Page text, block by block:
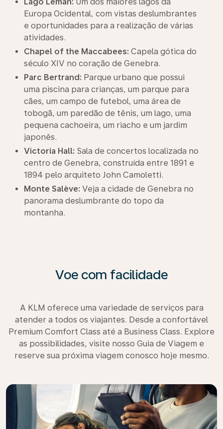
Europa Ocidental, com vistas deslumbrantes
e oportunidades para a realização de várias
atividades.
Chapel of the Maccabees: Capela gótica do
século XIV no coração de Genebra.
Parc Bertrand: Parque urbano que possui
uma piscina para crianças, um parque para
cães, um campo de futebol, uma área de
tobogã, um paredão de tênis, um lago, uma
pequena cachoeira, um riacho e um jardim
japonês.
Victoria Hall: Sala de concertos localizada no
centro de Genebra, construída entre 1891 e
1894 pelo arquiteto John Camoletti.
Monte Salève: Veja a cidade de Genebra no
panorama deslumbrante do topo da
montanha.
Voe com facilidade
A KLM oferece uma variedade de serviços para
atender a todos os viajantes. Desde a confortável
Premium Comfort Class até a Business Class. Explore
as possibilidades, visite nosso Guia de Viagem e
reserve sua próxima viagem conosco hoje mesmo.